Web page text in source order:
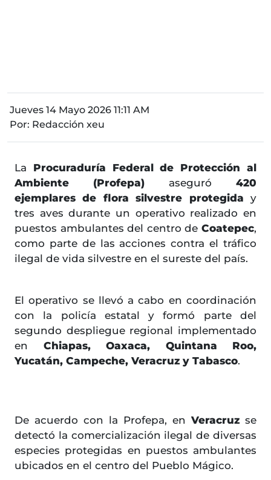
Jueves 14 Mayo 2026 11:11 AM
Por: Redacción xeu
La Procuraduría Federal de Protección al
Ambiente (Profepa) aseguró 420
ejemplares de flora silvestre protegida y
tres aves durante un operativo realizado en
puestos ambulantes del centro de Coatepec,
como parte de las acciones contra el tráfico
ilegal de vida silvestre en el sureste del país.
El operativo se llevó a cabo en coordinación
con la policía estatal y formó parte del
segundo despliegue regional implementado
en Chiapas, Oaxaca, Quintana Roo,
Yucatán, Campeche, Veracruz y Tabasco.
De acuerdo con la Profepa, en Veracruz se
detectó la comercialización ilegal de diversas
especies protegidas en puestos ambulantes
ubicados en el centro del Pueblo Mágico.